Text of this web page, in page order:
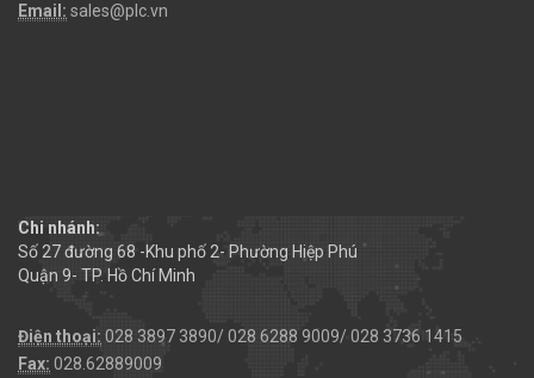
Email: sales@plc.vn
Chi nhánh:
Số 27 đường 68 -Khu phố 2- Phường Hiệp Phú
Quận 9- TP. Hồ Chí Minh
Điện thoại: 028 3897 3890/ 028 6288 9009/ 028 3736 1415
Fax: 028.62889009